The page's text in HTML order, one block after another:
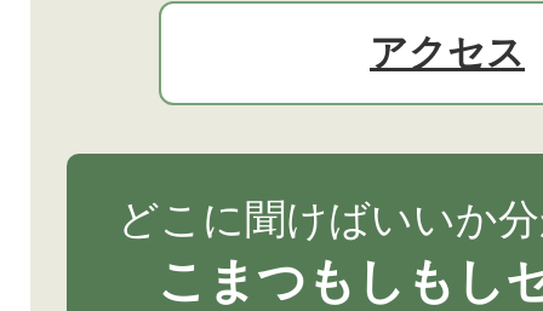
アクセス
どこに聞けばいいか
こまつもしもし